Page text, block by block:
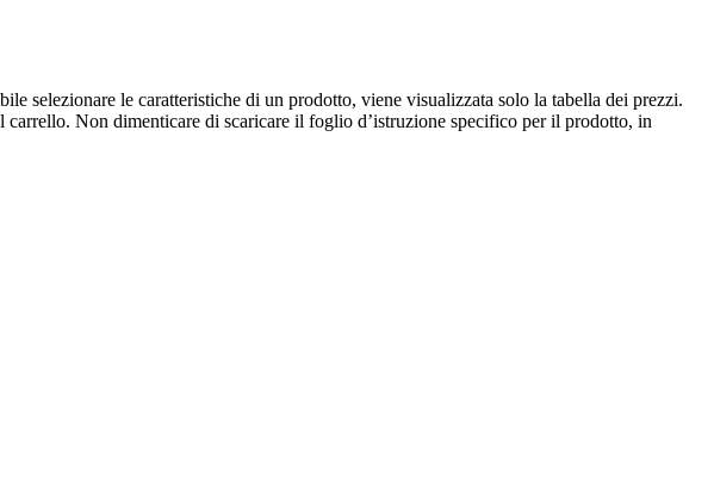
selezionare le caratteristiche di un prodotto, viene visualizzata solo la tabella dei prezzi.
Non dimenticare di scaricare il foglio d’istruzione specifico per il prodotto, in